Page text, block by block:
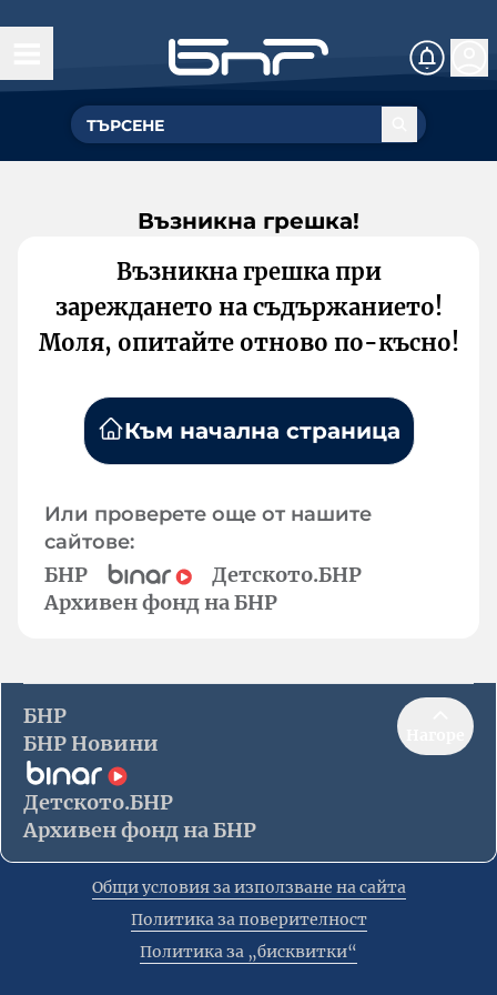
Възникна грешка!
Възникна грешка при
зареждането на съдържанието!
Моля, опитайте отново по-късно!
Към начална страница
Или проверете още от нашите
сайтове:
БНР
Детското.БНР
Архивен фонд на БНР
БНР
БНР Новини
Детското.БНР
Архивен фонд на БНР
Общи условия за използване на сайта
Политика за поверителност
Политика за „бисквитки“